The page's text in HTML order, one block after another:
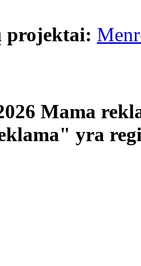
projektai:
Mama
yra